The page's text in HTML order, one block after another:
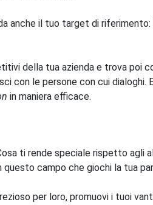
anche il tuo target di riferimento:
della tua azienda e trova poi
con le persone con cui dialoghi.
in maniera efficace.
ti rende speciale rispetto agli
campo che giochi la tua
per loro, promuovi i tuoi